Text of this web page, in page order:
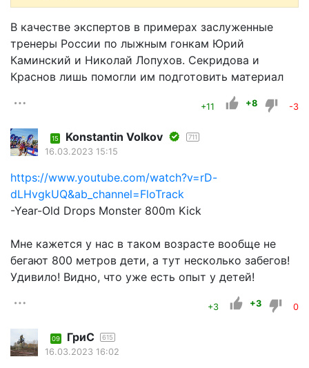
В качестве экспертов в примерах заслуженные
тренеры России по лыжным гонкам Юрий
Каминский и Николай Лопухов. Секридова и
Краснов лишь помогли им подготовить материал
+11 +8 -3
15 Konstantin Volkov 711
16.03.2023 15:15
https://www.youtube.com/watch?v=rD-
dLHvgkUQ&ab_channel=FloTrack
-Year-Old Drops Monster 800m Kick
Мне кажется у нас в таком возрасте вообще не
бегают 800 метров дети, а тут несколько забегов!
Удивило! Видно, что уже есть опыт у детей!
+3 +3 0
09 ГриС 615
16.03.2023 16:02